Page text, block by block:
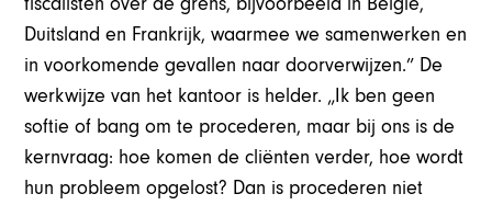
Duitsland en Frankrijk, waarmee we samenwerken en
in voorkomende gevallen naar doorverwijzen.” De
werkwijze van het kantoor is helder. „Ik ben geen
softie of bang om te procederen, maar bij ons is de
kernvraag: hoe komen de cliënten verder, hoe wordt
hun probleem opgelost? Dan is procederen niet